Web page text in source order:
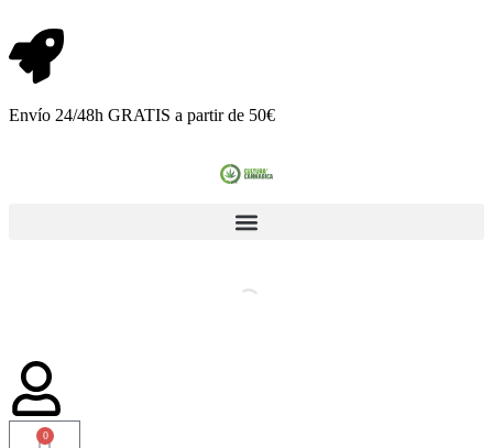
Envío 24/48h GRATIS a partir de 50€
0